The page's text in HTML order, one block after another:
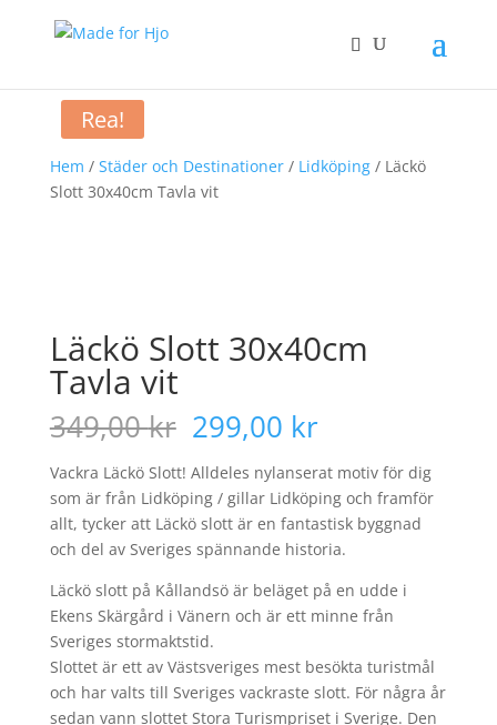
Hem / Städer och Destinationer/ Lidköping/ Läckö
Slott 30x40cm Tavla vit
Rea!
Läckö Slott 30x40cm
Tavla vit
349,00kr Det
ursprungliga
priset
var:
349,00 kr.
299,00 krDet
priset
är:
299,00 kr.
Vackra Läckö Slott! Alldeles nylanserat motiv för dig
som är från Lidköping / gillar Lidköping och framför
allt, tycker att Läckö slott är en fantastisk byggnad
och del av Sveriges spännande historia.
Läckö slott på Kållandsö är beläget på en udde i
Ekens Skärgård i Vänern och är ett minne från
Sveriges stormaktstid.
Slottet är ett av Västsveriges mest besökta turistmål
och har valts till Sveriges vackraste slott. För några år
sedan vann slottet Stora Turismpriset i Sverige. Den